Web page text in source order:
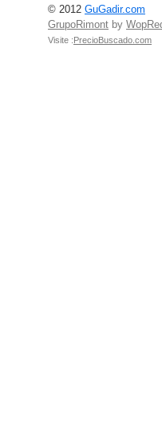
© 2012 GuGadir.com
GrupoRimont by
Visite :PrecioBuscado.com